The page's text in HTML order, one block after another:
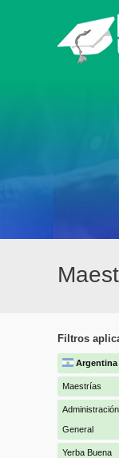
Filtros
Argentina
Maestrías
General
Yerba Buena